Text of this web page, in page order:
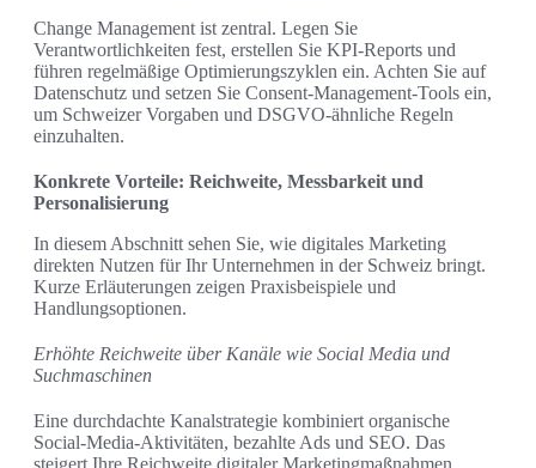
Change Management ist zentral. Legen Sie
Verantwortlichkeiten fest, erstellen Sie KPI-Reports und
führen regelmäßige Optimierungszyklen ein. Achten Sie auf
Datenschutz und setzen Sie Consent-Management-Tools ein,
um Schweizer Vorgaben und DSGVO-ähnliche Regeln
einzuhalten.
Konkrete Vorteile: Reichweite, Messbarkeit und
Personalisierung
In diesem Abschnitt sehen Sie, wie digitales Marketing
direkten Nutzen für Ihr Unternehmen in der Schweiz bringt.
Kurze Erläuterungen zeigen Praxisbeispiele und
Handlungsoptionen.
Erhöhte Reichweite über Kanäle wie Social Media und
Suchmaschinen
Eine durchdachte Kanalstrategie kombiniert organische
Social-Media-Aktivitäten, bezahlte Ads und SEO. Das